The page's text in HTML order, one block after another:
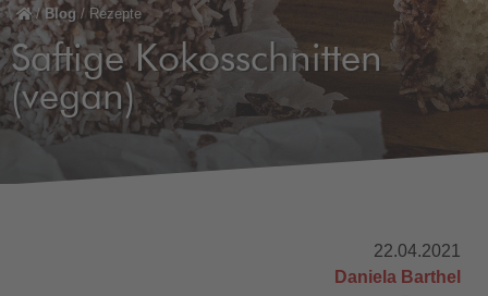
/Blog / Rezepte
Saftige Kokosschnitten
(vegan)
22.04.2021
Daniela Barthel